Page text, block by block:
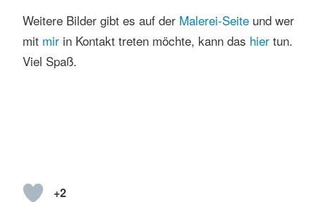
Weitere Bilder gibt es auf der Malerei-Seite und wer
mit mirin Kontakt treten möchte, kann das hiertun.
Viel Spaß.
+2